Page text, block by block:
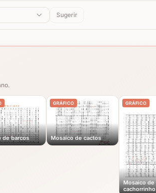
Sugerir
de barcos
GRÁFICO
Mosaico de cactos
GRÁFICO
Mosaico de
cachorrinho